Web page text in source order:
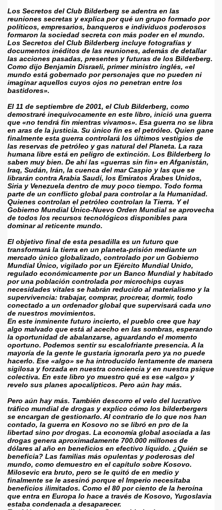
Los Secretos del Club Bilderberg se adentra en las
reuniones secretas y explica por qué un grupo formado por
políticos, empresarios, banqueros e individuos poderosos
formaron la sociedad secreta con más poder en el mundo.
Los Secretos del Club Bilderberg incluye fotografías y
documentos inéditos de las reuniones, además de detallar
las acciones pasadas, presentes y futuras de los Bilderberg.
Como dijo Benjamin Disraeli, primer ministro inglés, «el
mundo está gobernado por personajes que no pueden ni
imaginar aquellos cuyos ojos no penetran entre los
bastidores».
El 11 de septiembre de 2001, el Club Bilderberg, como
demostraré inequívocamente en este libro, inició una guerra
que «no tendrá fin mientras vivamos». Esa guerra no se libra
en aras de la justicia. Su único fin es el petróleo. Quien gane
finalmente esta guerra controlará los últimos vestigios de
las reservas de petróleo y gas natural del Planeta. La raza
humana libre está en peligro de extinción. Los Bilderberg lo
saben muy bien. De ahí las «guerras sin fin» en Afganistán,
Iraq, Sudán, Irán, la cuenca del mar Caspio y las que se
librarán contra Arabia Saudí, los Emiratos Árabes Unidos,
Siria y Venezuela dentro de muy poco tiempo. Todo forma
parte de un conflicto global para controlar a la Humanidad.
Quienes controlan el petróleo controlan la Tierra. Y el
Gobierno Mundial Único-Nuevo Orden Mundial se aprovecha
de todos los recursos tecnológicos disponibles para
dominar al reticente mundo.
El objetivo final de esta pesadilla es un futuro que
transformará la tierra en un planeta-prisión mediante un
mercado único globalizado, controlado por un Gobierno
Mundial Único, vigilado por un Ejército Mundial Unido,
regulado económicamente por un Banco Mundial y habitado
por una población controlada por microchips cuyas
necesidades vitales se habrán reducido al materialismo y la
supervivencia: trabajar, comprar, procrear, dormir, todo
conectado a un ordenador global que supervisará cada uno
de nuestros movimientos.
En este inminente futuro incierto, el pueblo cree que hay
algo malvado que está al acecho en las sombras, esperando
la oportunidad de abalanzarse, aguardando el momento
oportuno. Podemos sentir su escalofriante presencia. A la
mayoría de la gente le gustaría ignorarla pero ya no puede
hacerlo. Ese «algo» se ha introducido lentamente de manera
sigilosa y forzada en nuestra conciencia y en nuestra psique
colectiva. En este libro yo muestro qué es ese «algo» y
revelo sus planes apocalípticos. Pero aún hay más.
Pero aún hay más. También descorro el velo del lucrativo
tráfico mundial de drogas y explico cómo los bilderbergers
se encargan de gestionarlo. Al contrario de lo que nos han
contado, la guerra en Kosovo no se libró en pro de la
libertad sino por drogas. La economía global asociada a las
drogas genera aproximadamente 700.000 millones de
dólares al año en beneficios en efectivo líquido. ¿Quién se
beneficia? Las familias más opulentas y poderosas del
mundo, como demuestro en el capítulo sobre Kosovo.
Milosevic era bruto, pero se le quitó de en medio y
finalmente se le asesinó porque el Imperio necesitaba
beneficios ilimitados. Como el 80 por ciento de la heroína
que entra en Europa lo hace a través de Kosovo, Yugoslavia
estaba condenada a desaparecer.